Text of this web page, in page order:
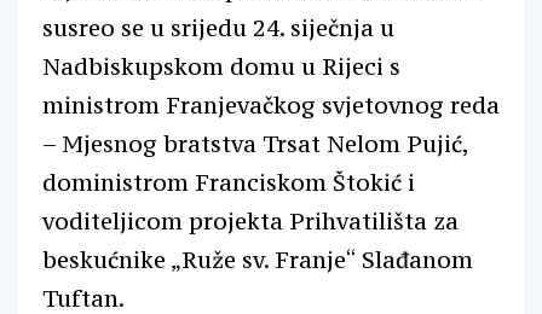
susreo se u srijedu 24. siječnja u
Nadbiskupskom domu u Rijeci s
ministrom Franjevačkog svjetovnog reda
– Mjesnog bratstva Trsat Nelom Pujić,
doministrom Franciskom Štokić i
voditeljicom projekta Prihvatilišta za
beskućnike „Ruže sv. Franje“ Slađanom
Tuftan.